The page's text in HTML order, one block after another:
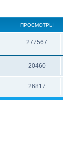
ПРОСМОТРЫ
277567
20460
26817